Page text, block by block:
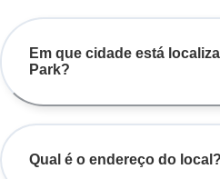
Em que cidade está
Park?
Qual é o endereço do local?